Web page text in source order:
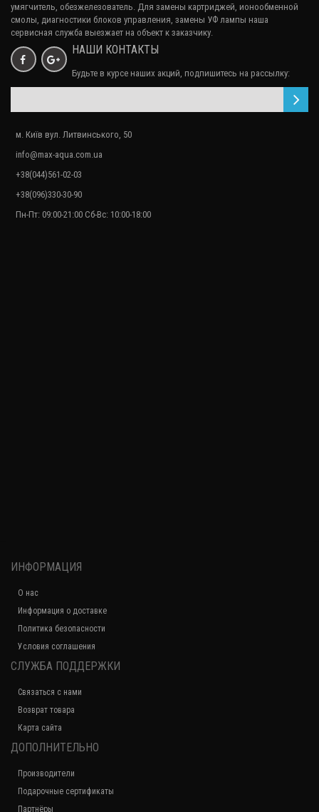
умягчитель, обезжелезователь. Для замены картриджей, ионообменной
смолы, диагностики блоков управления, замены УФ лампы наша
сервисная служба выезжает на объект к заказчику.
НАШИ КОНТАКТЫ
Будьте в курсе наших акций, подпишитесь на рассылку:
м. Київ вул. Литвинського, 50
info@max-aqua.com.ua
+38(044)561-02-03
+38(096)330-30-90
Пн-Пт: 09:00-21:00 Сб-Вс: 10:00-18:00
ИНФОРМАЦИЯ
О нас
Информация о доставке
Политика безопасности
Условия соглашения
СЛУЖБА ПОДДЕРЖКИ
Связаться с нами
Возврат товара
Карта сайта
ДОПОЛНИТЕЛЬНО
Производители
Подарочные сертификаты
Партнёры